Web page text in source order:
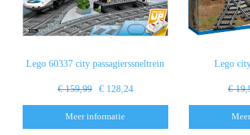
Lego 60337 city passagierssneltrein
€ 159,99 € 128,24
Meer informatie
Lego
€